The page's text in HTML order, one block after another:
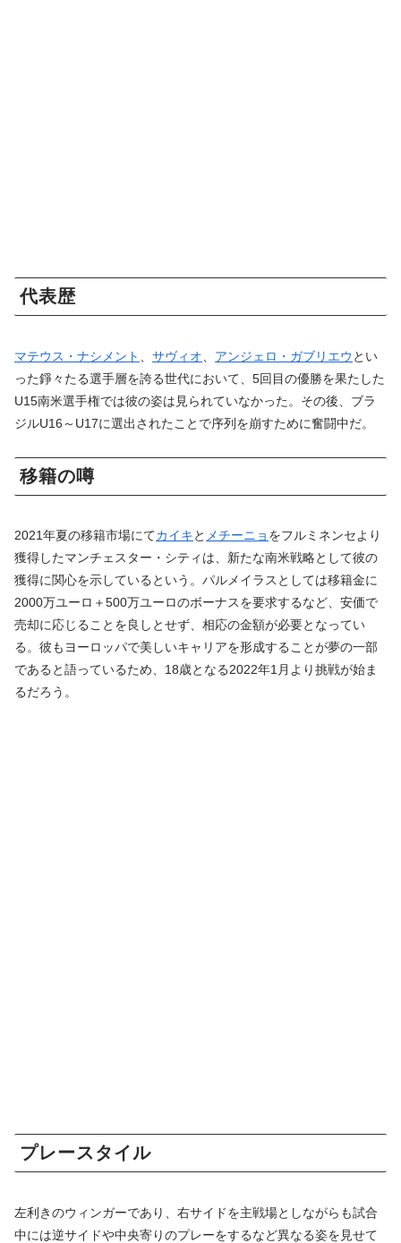
代表歴
マテウス・ナシメント サヴィオ アンジェロ・ガブリエウ とい
った錚々たる選手層を誇る世代において、5回目の優勝を果たした
U15南米選手権では彼の姿は見られていなかった。その後、ブラ
ジルU16～U17に選出されたことで序列を崩すために奮闘中だ。
移籍の噂
2021年夏の移籍市場にてカイキと メチーニョ をフルミネンセより
獲得したマンチェスター・シティは、新たな南米戦略として彼の
獲得に関心を示しているという。パルメイラスとしては移籍金に
2000万ユーロ＋500万ユーロのボーナスを要求するなど、安価で
売却に応じることを良しとせず、相応の金額が必要となってい
る。彼もヨーロッパで美しいキャリアを形成することが夢の一部
であると語っているため、18歳となる2022年1月より挑戦が始ま
るだろう。
プレースタイル
左利きのウィンガーであり、右サイドを主戦場としながらも試合
中には逆サイドや中央寄りのプレーをするなど異なる姿を見せて